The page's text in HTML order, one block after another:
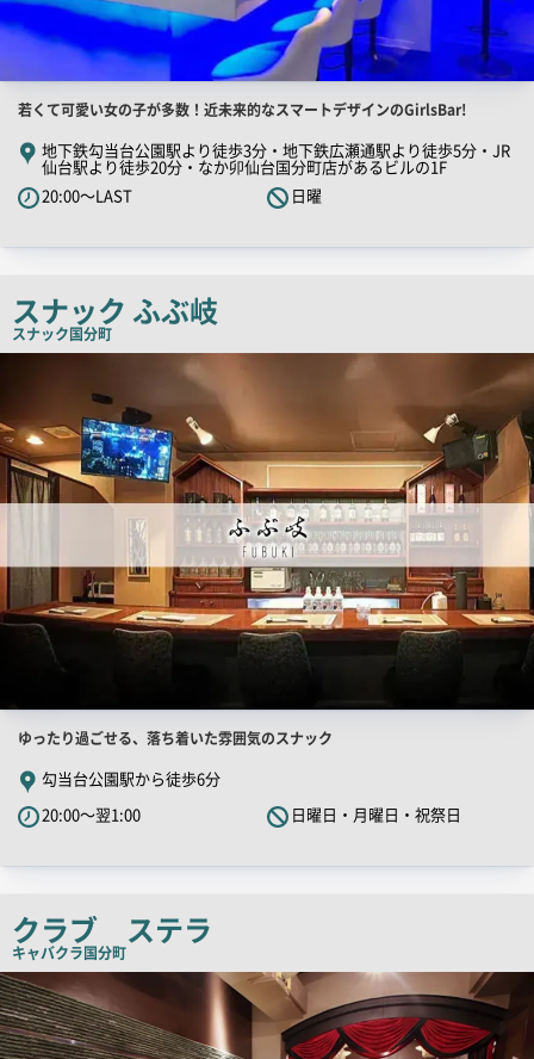
店
舗
PR
キ
ッ
コ
ピ
若くて可愛い女の子が多数！近未来的なスマートデザインのGirlsBar!
地下鉄勾当台公園駅より徒歩3分・地下鉄広瀬通駅より徒歩5分・JR
仙台駅より徒歩20分・なか卯仙台国分町店があるビルの1F
20:00～LAST
日曜
スナック ふぶ岐
スナック国分町
店
像
店
舗
PR
キ
コ
ピ
ー
ゆったり過ごせる、落ち着いた雰囲気のスナック
勾当台公園駅から徒歩6分
20:00～翌1:00
日曜日・月曜日・祝祭日
クラブ ステラ
キャバクラ国分町
店
舗
PR
画
像